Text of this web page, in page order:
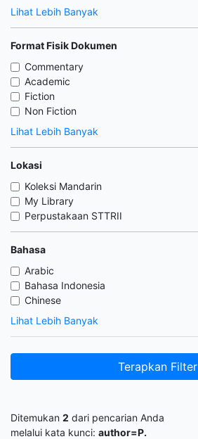
Lihat Lebih Banyak
Format Fisik Dokumen
Commentary
Academic
Fiction
Non Fiction
Lihat Lebih Banyak
Lokasi
Koleksi Mandarin
My Library
Perpustakaan STTRII
Bahasa
Arabic
Bahasa Indonesia
Chinese
Lihat Lebih Banyak
Terapkan Filter
Ditemukan 2 dari pencarian Anda
melalui kata kunci: author=P.